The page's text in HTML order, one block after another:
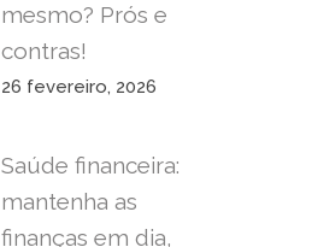
mesmo? Prós e
contras!
26 fevereiro, 2026
Saúde financeira:
mantenha as
finanças em dia,